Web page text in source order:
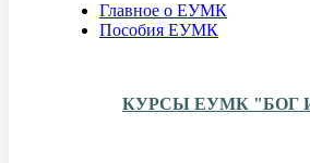
Главное о ЕУМК
Пособия ЕУМК
КУРСЫ ЕУМК "БОГ